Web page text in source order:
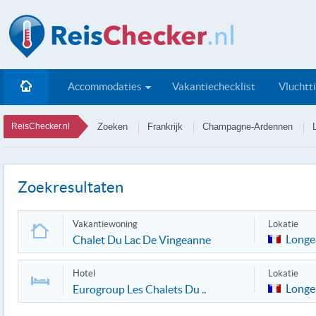
Accommodaties Vakantiechecklist
ReisChecker.nl Zoeken Frankrijk Champagne-Ardennen
Zoekresultaten
Vakantiewoning
Chalet Du Lac De Vingeanne
Lokatie
Hotel
Eurogroup Les Chalets Du ..
Lokatie